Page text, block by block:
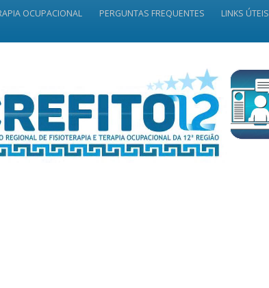
OCUPACIONAL PERGUNTAS FREQUENTES LINKS ÚTEIS